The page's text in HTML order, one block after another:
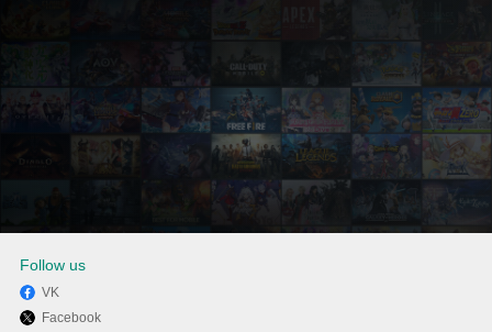
Follow us
VK
Facebook